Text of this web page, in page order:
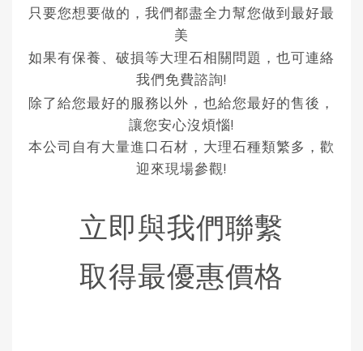
只要您想要做的，我們都盡全力幫您做到最好最
美
如果有保養、破損等大理石相關問題，也可連絡
我們免費諮詢!
除了給您最好的服務以外，也給您最好的售後，
讓您安心沒煩惱!
本公司自有大量進口石材，大理石種類繁多，歡
迎來現場參觀!
立即與我們聯繫
取得最優惠價格